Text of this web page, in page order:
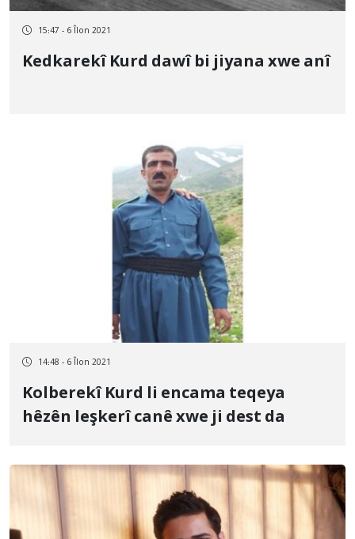
15:47 - 6 Îlon 2021
Kedkarekî Kurd dawî bi jiyana xwe anî
14:48 - 6 Îlon 2021
Kolberekî Kurd li encama teqeya
hêzên leşkerî canê xwe ji dest da